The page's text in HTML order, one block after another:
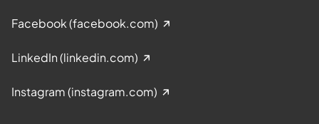
Facebook (facebook.com)
LinkedIn (linkedin.com)
Instagram (instagram.com)